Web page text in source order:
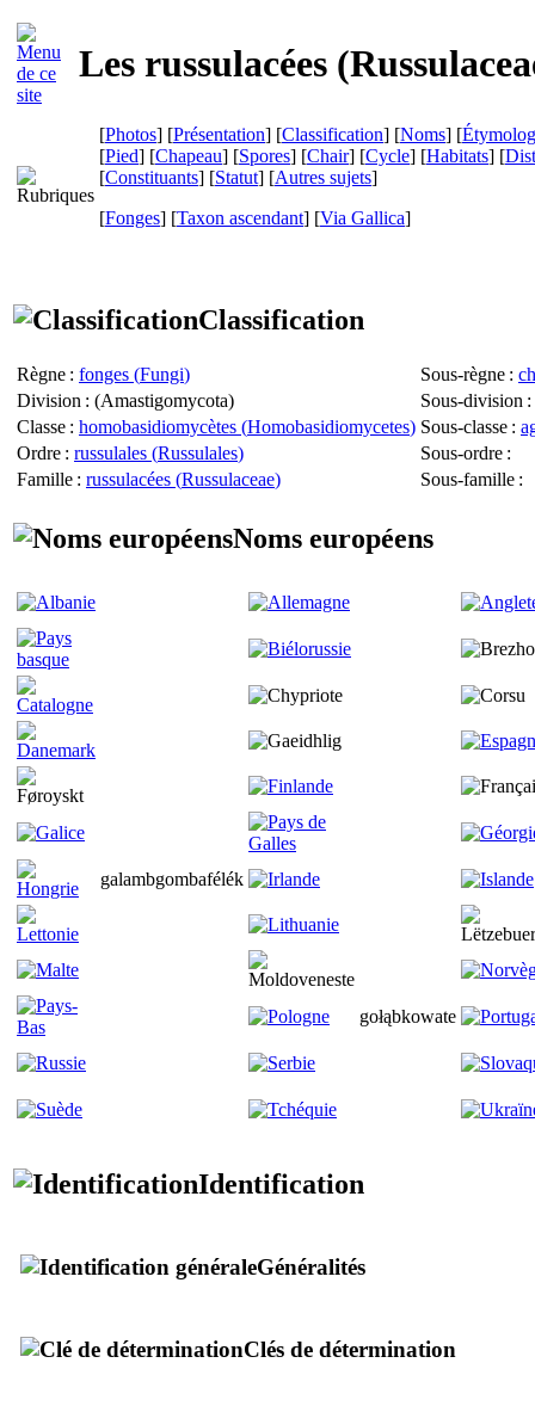
Les russulacées (
[Photos] [Présentation] [Classification] [Noms] [
[Pied] [Chapeau] [Spores] [Chair] [Cycle] [Habitats] [
[Constituants] [Statut] [Autres sujets]
[Fonges] [Taxon ascendant] [Via Gallica]
Classification
Règne : fonges (Fungi) Sous-règne :
Division : (Amastigomycota) Sous-division
Classe : homobasidiomycètes (Homobasidiomycetes) Sous-classe :
Ordre : russulales (Russulales) Sous-ordre :
Famille : russulacées (Russulaceae) Sous-famille :
Noms européens
galambgombafélék
gołąbkowate
Identification
Généralités
Clés de détermination